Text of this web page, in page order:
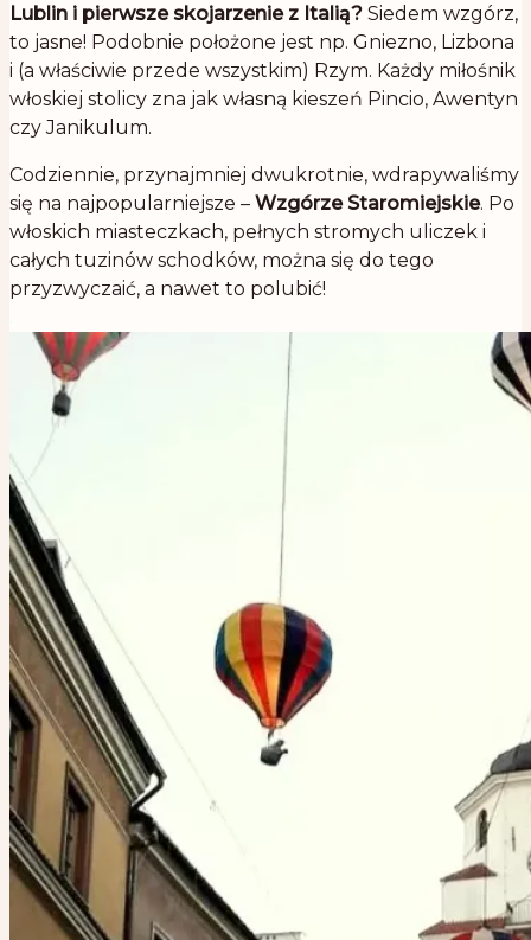
Lublin i pierwsze skojarzenie z Italią? Siedem wzgórz,
to jasne! Podobnie położone jest np. Gniezno, Lizbona
i (a właściwie przede wszystkim) Rzym. Każdy miłośnik
włoskiej stolicy zna jak własną kieszeń Pincio, Awentyn
czy Janikulum.
Codziennie, przynajmniej dwukrotnie, wdrapywaliśmy
się na najpopularniejsze – Wzgórze Staromiejskie. Po
włoskich miasteczkach, pełnych stromych uliczek i
całych tuzinów schodków, można się do tego
przyzwyczaić, a nawet to polubić!
.